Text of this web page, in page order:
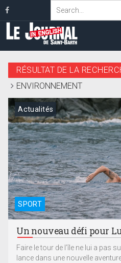
RÉSULTAT DE LA
ENVIRONNEMENT
SPORT
Actualités
Un nouveau défi pour
Faire le tour de l’île ne lui a pas
lance dans une nouvelle